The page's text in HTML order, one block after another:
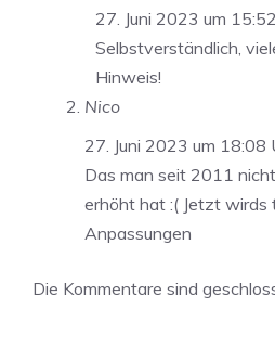
27. Juni 2023 um
Selbstverständlich,
Hinweis!
Nico
27. Juni 2023 um 18:08
Das man seit 2011
erhöht hat :( Jetzt wirds
Anpassungen
Die Kommentare sind